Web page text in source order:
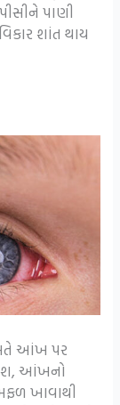
પાણી
શાંત થાય
આંખ પર
આંખનો
ખાવાથી